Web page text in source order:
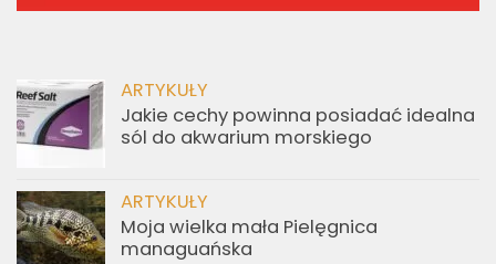
ARTYKUŁY
Jakie cechy powinna posiadać idealna
sól do akwarium morskiego
ARTYKUŁY
Moja wielka mała Pielęgnica
managuańska